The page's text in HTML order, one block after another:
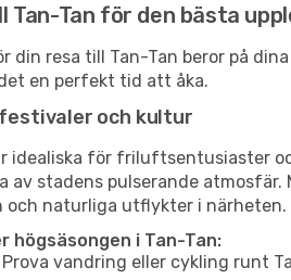
Tan-Tan för den bästa
resa till Tan-Tan beror på
en perfekt tid att åka.
och kultur
idealiska för friluftsentusiaster
stadens pulserande
och naturliga utflykter i närheten.
högsäsongen i Tan-Tan:
Prova vandring eller cykling runt